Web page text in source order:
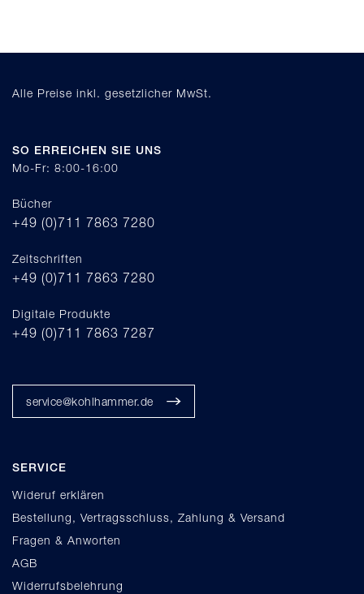
Alle Preise inkl. gesetzlicher MwSt.
SO ERREICHEN SIE UNS
Mo-Fr: 8:00-16:00
Bücher
+49 (0)711 7863 7280
Zeitschriften
+49 (0)711 7863 7280
Digitale Produkte
+49 (0)711 7863 7287
service@kohlhammer.de
SERVICE
Wideruf erklären
Bestellung, Vertragsschluss, Zahlung & Versand
Fragen & Anworten
AGB
Widerrufsbelehrung